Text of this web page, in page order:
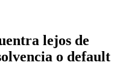
lejos de
o default